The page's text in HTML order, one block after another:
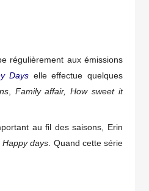
régulièrement aux émissions
Days elle effectue quelques
, Family affair, How sweet it
au fil des saisons, Erin
Happy days . Quand cette série